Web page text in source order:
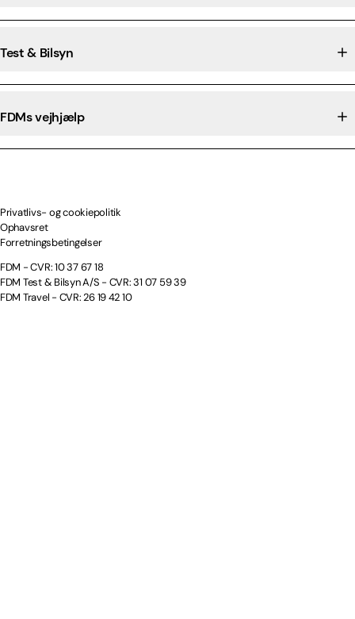
Test & Bilsyn
FDMs vejhjælp
Privatlivs- og cookiepolitik
Ophavsret
Forretningsbetingelser
FDM - CVR: 10 37 67 18
FDM Test & Bilsyn A/S - CVR: 31 07 59 39
FDM Travel - CVR: 26 19 42 10